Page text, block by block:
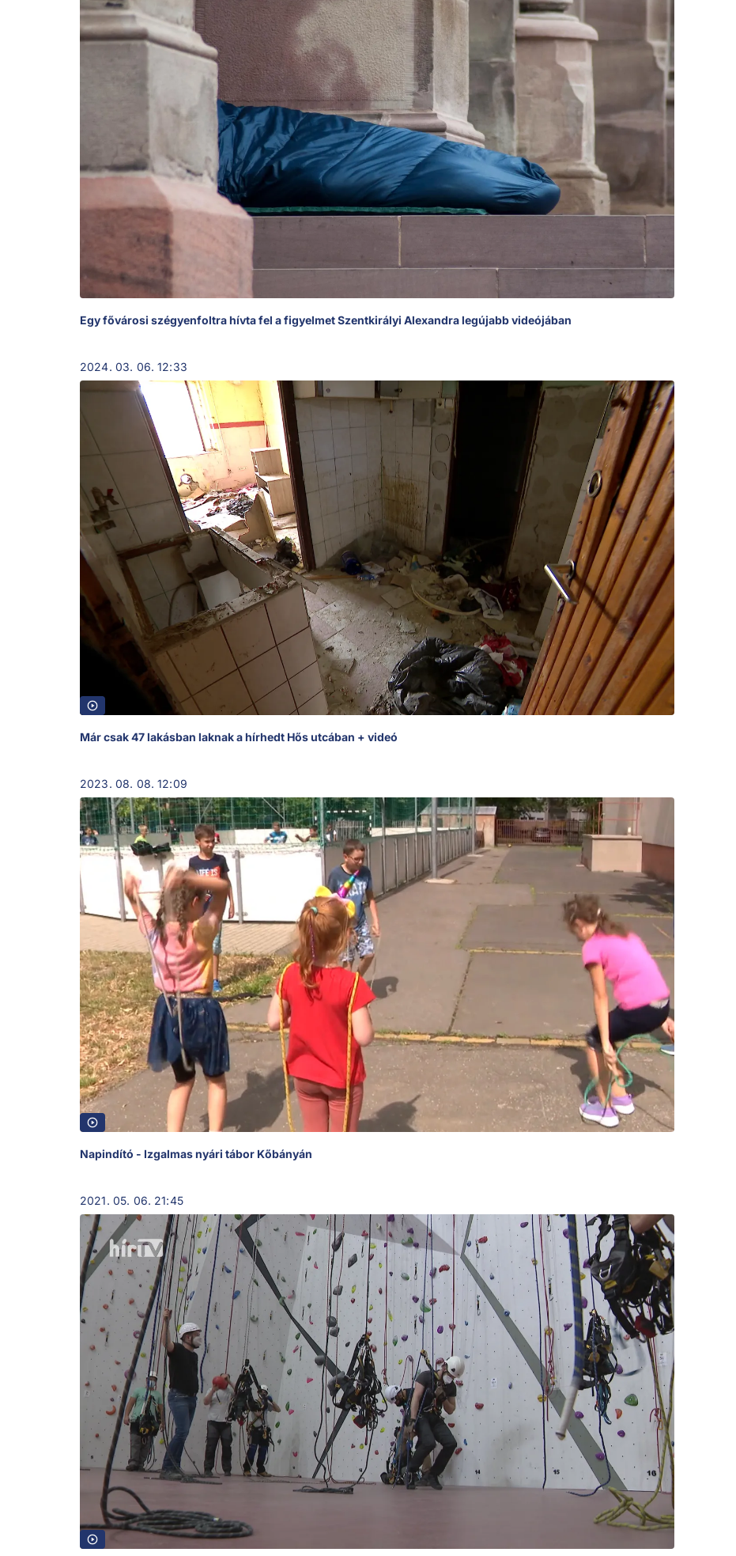
Egy fővárosi szégyenfoltra hívta fel a figyelmet Szentkirályi Alexandra legújabb videójában
2024. 03. 06. 12:33
Már csak 47 lakásban laknak a hírhedt Hős utcában + videó
2023. 08. 08. 12:09
Napindító - Izgalmas nyári tábor Kőbányán
2021. 05. 06. 21:45